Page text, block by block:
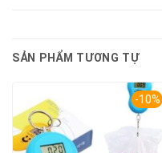
SẢN PHẨM TƯƠNG TỰ
-10%